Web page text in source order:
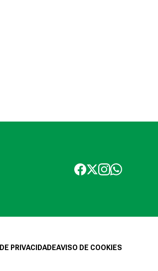
PRIVACIDADEAVISO DE COOKIES